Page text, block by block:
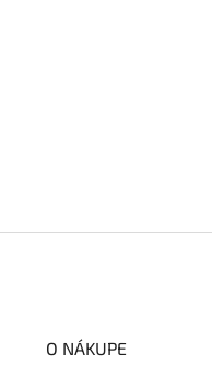
O NÁKUPE